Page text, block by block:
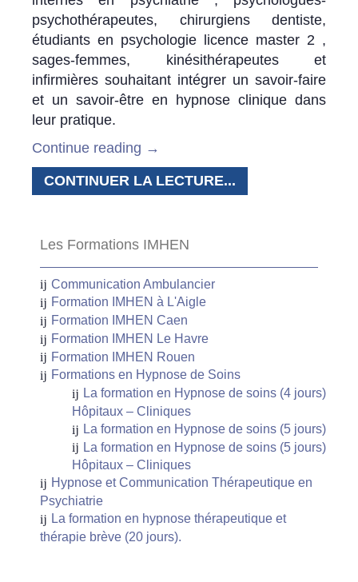
psychothérapeutes, chirurgiens dentiste,
étudiants en psychologie licence master 2 ,
sages-femmes, kinésithérapeutes et
infirmières souhaitant intégrer un savoir-faire
et un savoir-être en hypnose clinique dans
leur pratique.
Continue reading →
CONTINUER LA LECTURE...
Les Formations IMHEN
Communication Ambulancier
Formation IMHEN à L'Aigle
Formation IMHEN Caen
Formation IMHEN Le Havre
Formation IMHEN Rouen
Formations en Hypnose de Soins
La formation en Hypnose de soins (4 jours)
Hôpitaux – Cliniques
La formation en Hypnose de soins (5 jours)
La formation en Hypnose de soins (5 jours)
Hôpitaux – Cliniques
Hypnose et Communication Thérapeutique en
Psychiatrie
La formation en hypnose thérapeutique et
thérapie brève (20 jours).